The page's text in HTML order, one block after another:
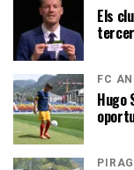
Els
FC
Hugo